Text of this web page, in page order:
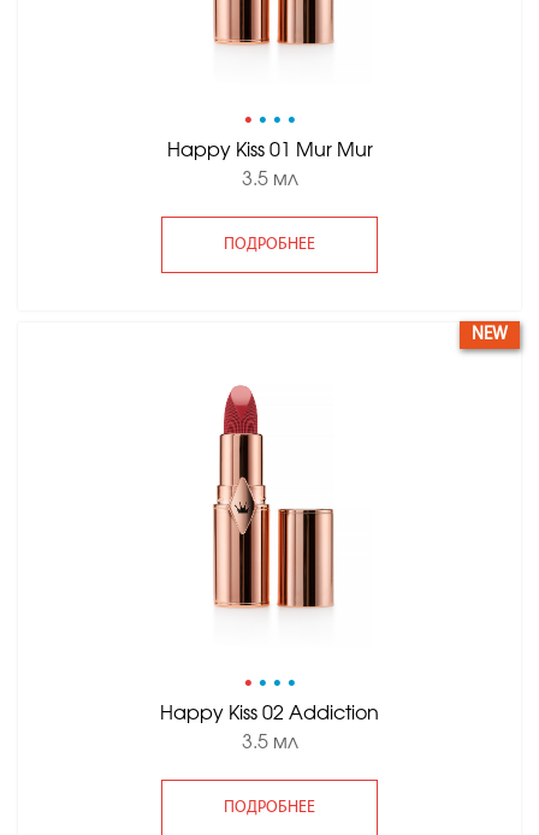
• • • •
Happy Kiss 01 Mur Mur
3.5 мл
ПОДРОБНЕЕ
• • • •
Happy Kiss 02 Addiction
3.5 мл
ПОДРОБНЕЕ
NEW